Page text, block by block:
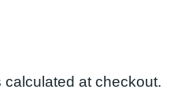
at checkout.